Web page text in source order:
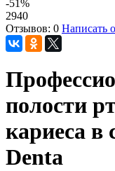
-51%
2940
Отзывов: 0 Написать
полости
кариеса в
Denta